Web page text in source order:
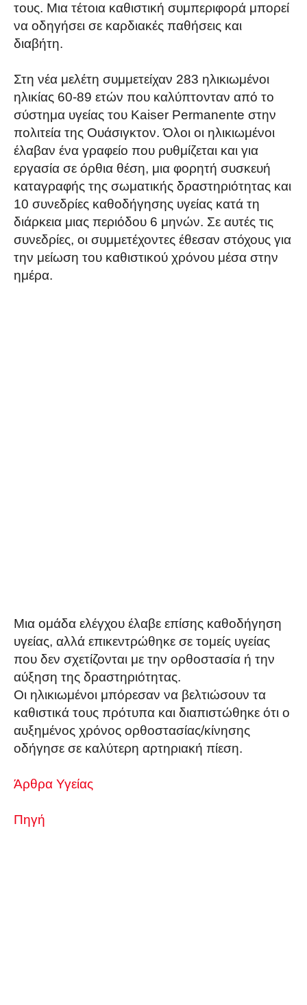
τους. Μια τέτοια καθιστική συμπεριφορά μπορεί
να οδηγήσει σε καρδιακές παθήσεις και
διαβήτη.
Στη νέα μελέτη συμμετείχαν 283 ηλικιωμένοι
ηλικίας 60-89 ετών που καλύπτονταν από το
σύστημα υγείας του Kaiser Permanente στην
πολιτεία της Ουάσιγκτον. Όλοι οι ηλικιωμένοι
έλαβαν ένα γραφείο που ρυθμίζεται και για
εργασία σε όρθια θέση, μια φορητή συσκευή
καταγραφής της σωματικής δραστηριότητας και
10 συνεδρίες καθοδήγησης υγείας κατά τη
διάρκεια μιας περιόδου 6 μηνών. Σε αυτές τις
συνεδρίες, οι συμμετέχοντες έθεσαν στόχους για
την μείωση του καθιστικού χρόνου μέσα στην
ημέρα.
Μια ομάδα ελέγχου έλαβε επίσης καθοδήγηση
υγείας, αλλά επικεντρώθηκε σε τομείς υγείας
που δεν σχετίζονται με την ορθοστασία ή την
αύξηση της δραστηριότητας.
Οι ηλικιωμένοι μπόρεσαν να βελτιώσουν τα
καθιστικά τους πρότυπα και διαπιστώθηκε ότι ο
αυξημένος χρόνος ορθοστασίας/κίνησης
οδήγησε σε καλύτερη αρτηριακή πίεση.
Άρθρα Υγείας
Πηγή